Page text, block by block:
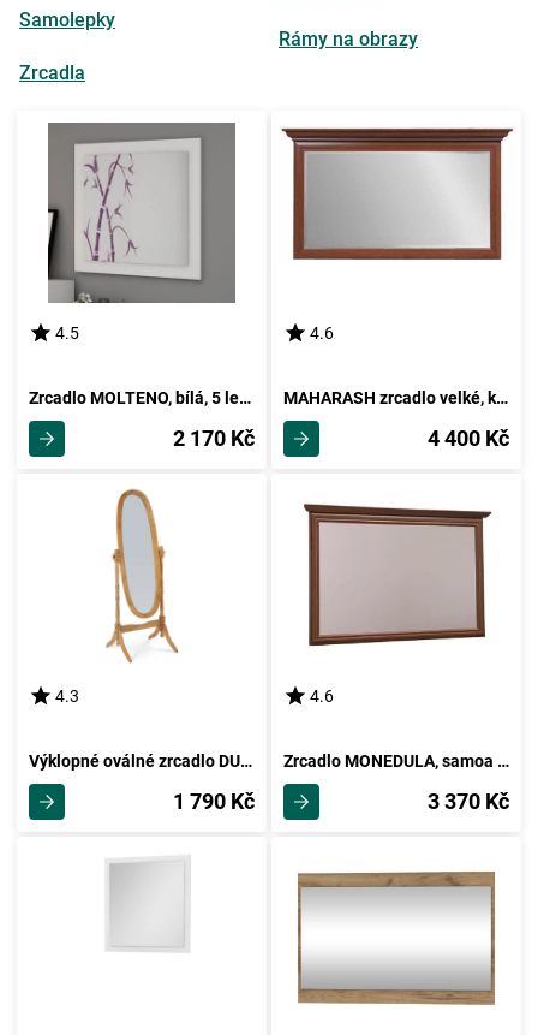
Samolepky
Zrcadla
Rámy na obrazy
4.5
Zrcadlo MOLTENO, bílá, 5 let záruka
2 170 Kč
4.6
MAHARASH zrcadlo velké, kaštan, 5 let záruka
4 400 Kč
4.3
Výklopné oválné zrcadlo DUMAI, dub
1 790 Kč
4.6
Zrcadlo MONEDULA, samoa king
3 370 Kč